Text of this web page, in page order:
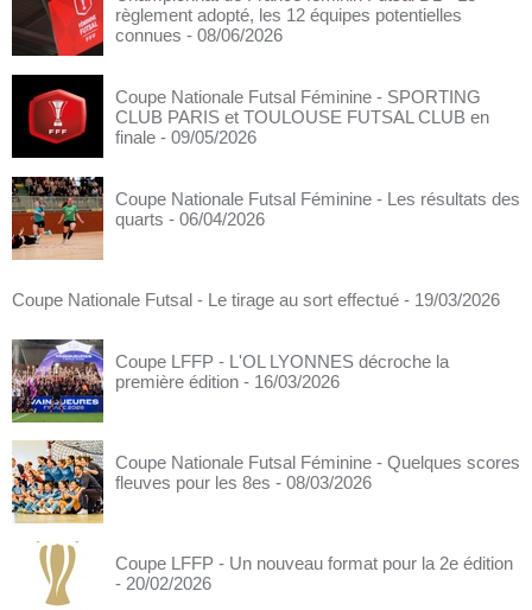
règlement adopté, les 12 équipes potentielles
connues - 08/06/2026
Coupe Nationale Futsal Féminine - SPORTING
CLUB PARIS et TOULOUSE FUTSAL CLUB en
finale - 09/05/2026
Coupe Nationale Futsal Féminine - Les résultats des
quarts - 06/04/2026
Coupe Nationale Futsal - Le tirage au sort effectué - 19/03/2026
Coupe LFFP - L'OL LYONNES décroche la
première édition - 16/03/2026
Coupe Nationale Futsal Féminine - Quelques scores
fleuves pour les 8es - 08/03/2026
Coupe LFFP - Un nouveau format pour la 2e édition
- 20/02/2026